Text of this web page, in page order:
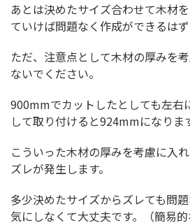
あとは決めたサイズ合わせて木材
ていけば問題なく作成ができるはず
ただ、注意点として木材の厚みを
ないでください。
900mmでカットしたとしても左右
して取り付けると924mmになりま
こういった木材の厚みを考慮に入
ズレが発生します。
多少決めたサイズからズレても問
気にしなくて大丈夫です。（簡易的